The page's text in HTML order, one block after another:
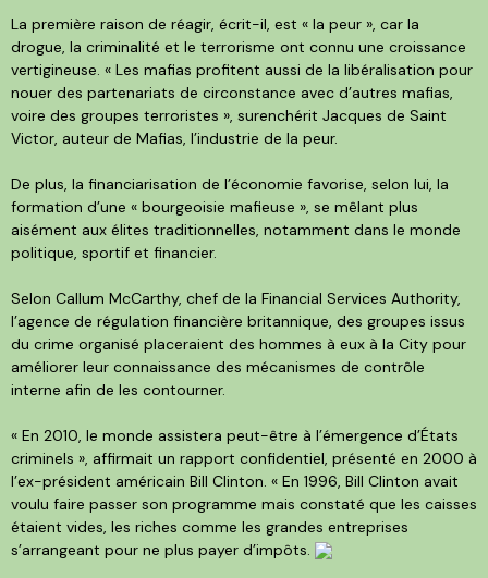
La première raison de réagir, écrit-il, est « la peur », car la
drogue, la criminalité et le terrorisme ont connu une croissance
vertigineuse. « Les mafias profitent aussi de la libéralisation pour
nouer des partenariats de circonstance avec d’autres mafias,
voire des groupes terroristes », surenchérit Jacques de Saint
Victor, auteur de Mafias, l’industrie de la peur.
De plus, la financiarisation de l’économie favorise, selon lui, la
formation d’une « bourgeoisie mafieuse », se mêlant plus
aisément aux élites traditionnelles, notamment dans le monde
politique, sportif et financier.
Selon Callum McCarthy, chef de la Financial Services Authority,
l’agence de régulation financière britannique, des groupes issus
du crime organisé placeraient des hommes à eux à la City pour
améliorer leur connaissance des mécanismes de contrôle
interne afin de les contourner.
« En 2010, le monde assistera peut-être à l’émergence d’États
criminels », affirmait un rapport confidentiel, présenté en 2000 à
l’ex-président américain Bill Clinton. « En 1996, Bill Clinton avait
voulu faire passer son programme mais constaté que les caisses
étaient vides, les riches comme les grandes entreprises
s’arrangeant pour ne plus payer d’impôts.